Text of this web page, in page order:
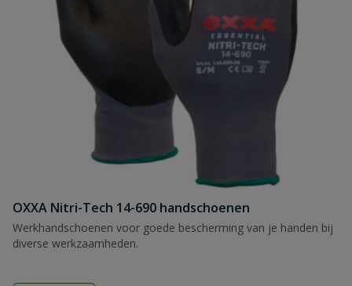
OXXA Nitri-Tech 14-690 handschoenen
Werkhandschoenen voor goede bescherming van je handen bij
diverse werkzaamheden.